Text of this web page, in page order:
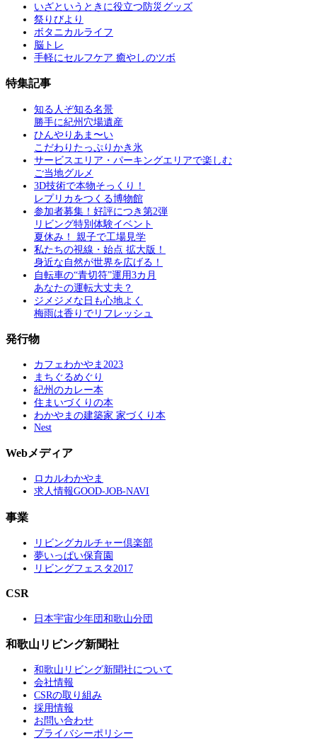
いざというときに役立つ防災グッズ
祭りびより
ボタニカルライフ
脳トレ
手軽にセルフケア 癒やしのツボ
特集記事
知る人ぞ知る名景
勝手に紀州穴場遺産
ひんやりあま〜い
こだわりたっぷりかき氷
サービスエリア・パーキングエリアで楽しむ
ご当地グルメ
3D技術で本物そっくり！
レプリカをつくる博物館
参加者募集！好評につき第2弾
リビング特別体験イベント
夏休み！ 親子で工場見学
私たちの視線・始点 拡大版！
身近な自然が世界を広げる！
自転車の“青切符”運用3カ月
あなたの運転大丈夫？
ジメジメな日も心地よく
梅雨は香りでリフレッシュ
発行物
カフェわかやま2023
まちぐるめぐり
紀州のカレー本
住まいづくりの本
わかやまの建築家 家づくり本
Nest
Webメディア
ロカルわかやま
求人情報GOOD-JOB-NAVI
事業
リビングカルチャー倶楽部
夢いっぱい保育園
リビングフェスタ2017
CSR
日本宇宙少年団和歌山分団
和歌山リビング新聞社
和歌山リビング新聞社について
会社情報
CSRの取り組み
採用情報
お問い合わせ
プライバシーポリシー